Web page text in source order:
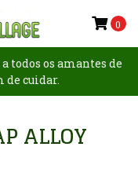
todos os amantes de
de cuidar.
0
ALLOY